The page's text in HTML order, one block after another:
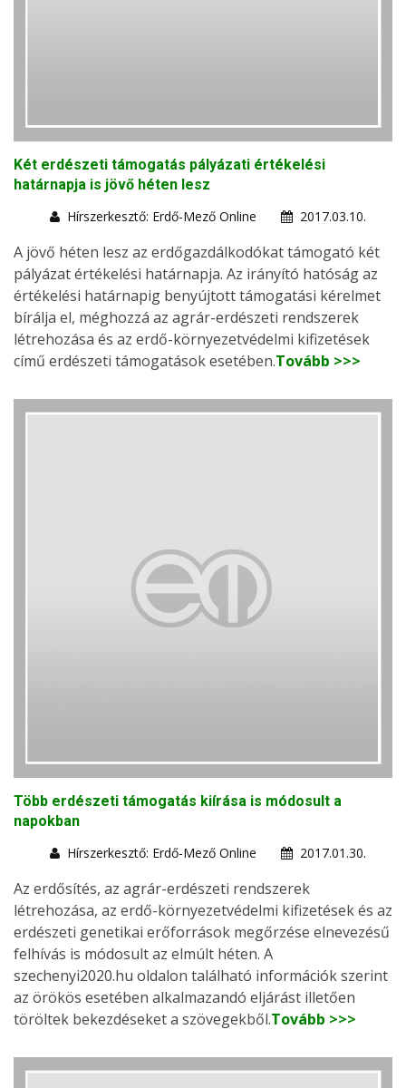
Két erdészeti támogatás pályázati értékelési
határnapja is jövő héten lesz
Hírszerkesztő: Erdő-Mező Online
2017.03.10.
A jövő héten lesz az erdőgazdálkodókat támogató két
pályázat értékelési határnapja. Az irányító hatóság az
értékelési határnapig benyújtott támogatási kérelmet
bírálja el, méghozzá az agrár-erdészeti rendszerek
létrehozása és az erdő-környezetvédelmi kifizetések
című erdészeti támogatások esetében.Tovább >>>
Több erdészeti támogatás kiírása is módosult a
napokban
Hírszerkesztő: Erdő-Mező Online
2017.01.30.
Az erdősítés, az agrár-erdészeti rendszerek
létrehozása, az erdő-környezetvédelmi kifizetések és az
erdészeti genetikai erőforrások megőrzése elnevezésű
felhívás is módosult az elmúlt héten. A
szechenyi2020.hu oldalon található információk szerint
az örökös esetében alkalmazandó eljárást illetően
töröltek bekezdéseket a szövegekből.Tovább >>>